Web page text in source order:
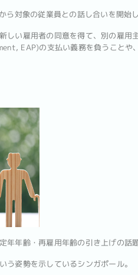
ら対象の従業員との話し合いを開
しい雇用者の同意を得て、別の雇
EAP)の支払い義務を負うことや
年年齢・再雇用年齢の引き上げの話
姿勢を示しているシンガポール。